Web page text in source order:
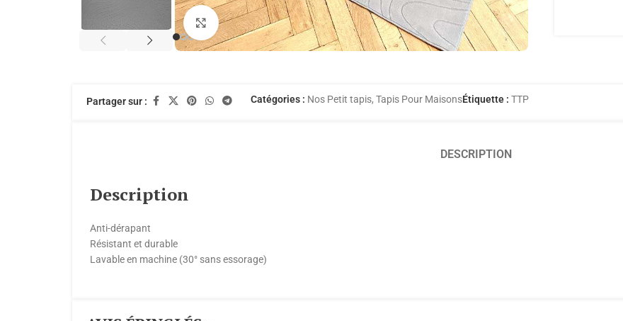
Agrandir
Partager sur : Catégories : Nos Petit tapis, Tapis Pour MaisonsÉtiquette : TTP
DESCRIPTION
Description
Anti-dérapant
Résistant et durable
Lavable en machine (30° sans essorage)